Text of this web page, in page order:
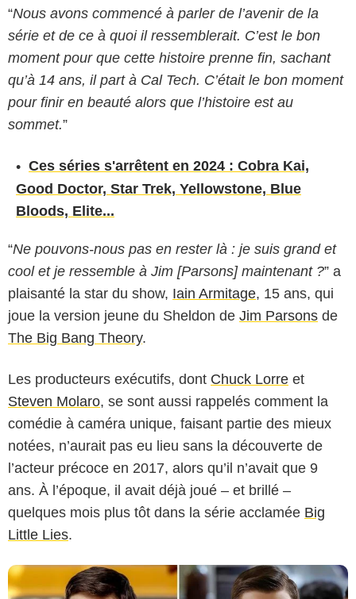
“Nous avons commencé à parler de l’avenir de la
série et de ce à quoi il ressemblerait. C’est le bon
moment pour que cette histoire prenne fin, sachant
qu’à 14 ans, il part à Cal Tech. C’était le bon moment
pour finir en beauté alors que l’histoire est au
sommet.”
Ces séries s'arrêtent en 2024 : Cobra Kai,
Good Doctor, Star Trek, Yellowstone, Blue
Bloods, Elite...
“Ne pouvons-nous pas en rester là : je suis grand et
cool et je ressemble à Jim [Parsons] maintenant ?” a
plaisanté la star du show, Iain Armitage, 15 ans, qui
joue la version jeune du Sheldon de Jim Parsons de
The Big Bang Theory.
Les producteurs exécutifs, dont Chuck Lorre et
Steven Molaro, se sont aussi rappelés comment la
comédie à caméra unique, faisant partie des mieux
notées, n’aurait pas eu lieu sans la découverte de
l’acteur précoce en 2017, alors qu’il n’avait que 9
ans. À l’époque, il avait déjà joué – et brillé –
quelques mois plus tôt dans la série acclamée Big
Little Lies.